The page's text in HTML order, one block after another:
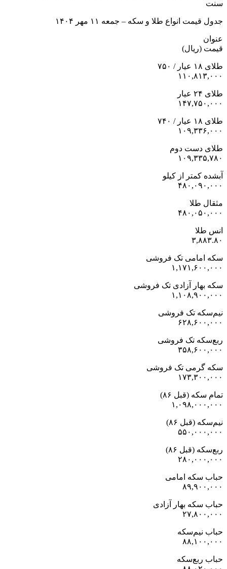
سنت
جدول قیمت انواع طلا و سکه – جمعه ۱۱ مهر ۱۴۰۴
عنوان
قیمت (ریال)
طلای ۱۸ عیار / ۷۵۰
۱۱۰,۸۱۳,۰۰۰
طلای ۲۴ عیار
۱۴۷,۷۵۰,۰۰۰
طلای ۱۸ عیار / ۷۴۰
۱۰۹,۳۳۶,۰۰۰
طلای دست دوم
۱۰۹,۳۳۵,۷۸۰
آبشده کمتر از کیلو
۴۸۰,۰۹۰,۰۰۰
مثقال طلا
۴۸۰,۰۵۰,۰۰۰
انس طلا
۳,۸۸۳.۸۰
سکه امامی تک فروشی
۱,۱۷۱,۶۰۰,۰۰۰
سکه بهار آزادی تک فروشی
۱,۱۰۸,۹۰۰,۰۰۰
نیم‌سکه تک فروشی
۶۲۸,۶۰۰,۰۰۰
ربع‌سکه تک فروشی
۳۵۸,۶۰۰,۰۰۰
سکه گرمی تک فروشی
۱۷۳,۳۰۰,۰۰۰
تمام سکه (قبل ۸۶)
۱,۰۹۸,۰۰۰,۰۰۰
نیم‌سکه (قبل ۸۶)
۵۵۰,۰۰۰,۰۰۰
ربع‌سکه (قبل ۸۶)
۲۸۰,۰۰۰,۰۰۰
حباب سکه امامی
۸۹,۹۰۰,۰۰۰
حباب سکه بهار آزادی
۲۷,۸۰۰,۰۰۰
حباب نیم‌سکه
۸۸,۱۰۰,۰۰۰
حباب ربع‌سکه